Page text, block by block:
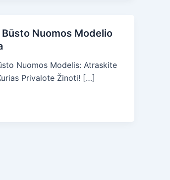
Nuomos Modelio
Nuomos Modelis: Atraskite
Privalote Žinoti! […]